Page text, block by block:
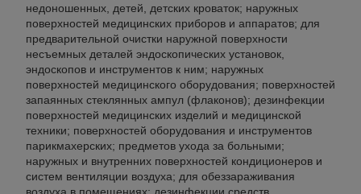
недоношенных, детей, детских кроваток; наружных
поверхностей медицинских приборов и аппаратов; для
предварительной очистки наружной поверхности
несъемных деталей эндоскопических установок,
эндоскопов и инструментов к ним; наружных
поверхностей медицинского оборудования; поверхностей
запаянных стеклянных ампул (флаконов); дезинфекции
поверхностей медицинских изделий и медицинской
техники; поверхностей оборудования и инструментов
парикмахерских; предметов ухода за больными;
наружных и внутренних поверхностей кондиционеров и
систем вентиляции воздуха; для обеззараживания
воздуха в помещениях; дезинфекции средств